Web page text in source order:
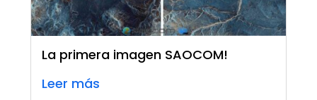
La primera imagen SAOCOM!
Leer más